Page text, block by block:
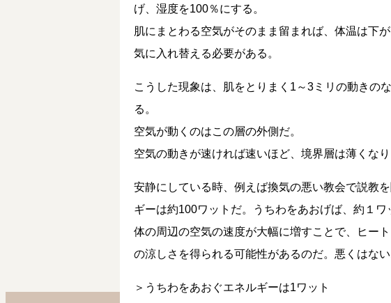
げ、湿度を100％にする。
肌にまとわる空気がそのまま留まれば、体温は下
気に入れ替える必要がある。
こうした現象は、肌をとりまく1～3ミリの動きの
る。
空気が動くのはこの層の外側だ。
空気の動きが速ければ速いほど、境界層は薄くな
安静にしている時、例えば換気の悪い教会で説教
ギーは約100ワットだ。うちわをあおげば、約１ワ
体の周辺の空気の速度が大幅に増すことで、ヒー
の涼しさを得られる可能性があるのだ。悪くはない
＞うちわをあおぐエネルギーは1ワット